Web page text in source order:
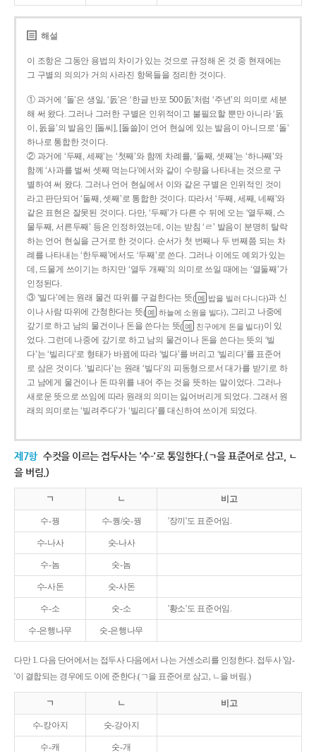
해설
이 조항은 그동안 용법의 차이가 있는 것으로 규정해 온 것 중 현재에는
그 구별의 의의가 거의 사라진 항목들을 정리한 것이다.
① 과거에 ‘돌’은 생일, ‘돐’은 ‘한글 반포 500돐’처럼 ‘주년’의 의미로 세분
해 써 왔다. 그러나 그러한 구별은 인위적이고 불필요할 뿐만 아니라 ‘돐
이, 돐을’의 발음인 [돌씨], [돌쓸]이 언어 현실에 있는 발음이 아니므로 ‘돌’
하나로 통합한 것이다.
② 과거에 ‘두째, 세째’는 ‘첫째’와 함께 차례를, ‘둘째, 셋째’는 ‘하나째’와
함께 ‘사과를 벌써 셋째 먹는다’에서와 같이 수량을 나타내는 것으로 구
별하여 써 왔다. 그러나 언어 현실에서 이와 같은 구별은 인위적인 것이
라고 판단되어 ‘둘째, 셋째’로 통합한 것이다. 따라서 ‘두째, 세째, 네째’와
같은 표현은 잘못된 것이다. 다만, ‘두째’가 다른 수 뒤에 오는 ‘열두째, 스
물두째, 서른두째’ 등은 인정하였는데, 이는 받침 ‘ㄹ’ 발음이 분명히 탈락
하는 언어 현실을 근거로 한 것이다. 순서가 첫 번째나 두 번째쯤 되는 차
례를 나타내는 ‘한두째’에서도 ‘두째’로 쓴다. 그러나 이에도 예외가 있는
데, 드물게 쓰이기는 하지만 ‘열두 개째’의 의미로 쓰일 때에는 ‘열둘째’가
인정된다.
③ ‘빌다’에는 원래 물건 따위를 구걸한다는 뜻( 예 밥을 빌러 다니다)과 신
이나 사람 따위에 간청한다는 뜻( 예 하늘에 소원을 빌다), 그리고 나중에
갚기로 하고 남의 물건이나 돈을 쓴다는 뜻( 예 친구에게 돈을 빌다)이 있
었다. 그런데 나중에 갚기로 하고 남의 물건이나 돈을 쓴다는 뜻의 ‘빌
다’는 ‘빌리다’로 형태가 바뀜에 따라 ‘빌다’를 버리고 ‘빌리다’를 표준어
로 삼은 것이다. ‘빌리다’는 원래 ‘빌다’의 피동형으로서 대가를 받기로 하
고 남에게 물건이나 돈 따위를 내어 주는 것을 뜻하는 말이었다. 그러나
새로운 뜻으로 쓰임에 따라 원래의 의미는 잃어버리게 되었다. 그래서 원
래의 의미로는 ‘빌려주다’가 ‘빌리다’를 대신하여 쓰이게 되었다.
제7항 수컷을 이르는 접두사는 '수-'로 통일한다.(ㄱ을 표준어로 삼고, ㄴ
을 버림.)
ㄱ ㄴ 비고
수-꿩 수-퀑/숫-꿩 '장끼'도 표준어임.
수-나사 숫-나사
수-놈 숫-놈
수-사돈 숫-사돈
수-소 숫-소 '황소'도 표준어임.
수-은행나무 숫-은행나무
다만 1. 다음 단어에서는 접두사 다음에서 나는 거센소리를 인정한다. 접두사 '암-
'이 결합되는 경우에도 이에 준한다.(ㄱ을 표준어로 삼고, ㄴ을 버림.)
ㄱ ㄴ 비고
수-캉아지 숫-강아지
수-캐 숫-개